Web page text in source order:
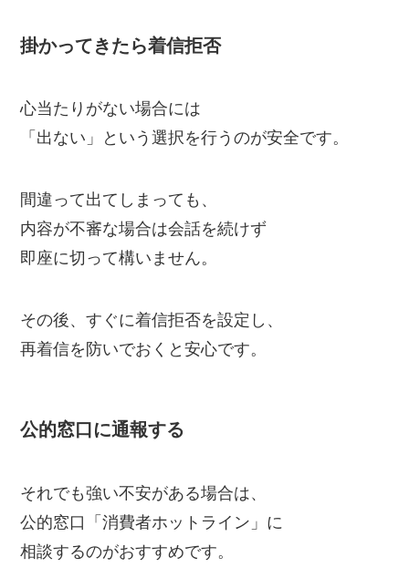
掛かってきたら着信拒否
心当たりがない場合には
「出ない」という選択を行うのが安全です。
間違って出てしまっても、
内容が不審な場合は会話を続けず
即座に切って構いません。
その後、すぐに着信拒否を設定し、
再着信を防いでおくと安心です。
公的窓口に通報する
それでも強い不安がある場合は、
公的窓口「消費者ホットライン」に
相談するのがおすすめです。